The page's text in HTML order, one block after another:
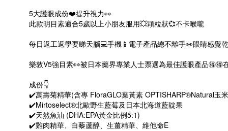
5大護眼成份❤️提升視力👀
此款明目素適合5歲以上小朋友服用💥顆粒狀💞不卡喉嚨
每日返工返學要睇天腦💻手機📱電子產品總不離手👀眼睛感
樂敦V5強目素👀被日本藥界專業人士票選為最佳護眼產品
成份👇
✔️萬壽菊精華(含專 FloraGLO葉黃素 OPTISHARP®️Natural玉
✔️Mirtoselect®️北歐野生藍莓及日本北海道藍靛果
✔️天然魚油 (DHA:EPA黃金比例5:1)
✔️雞肉精華、白藜蘆醇、生薑精華、維他命E